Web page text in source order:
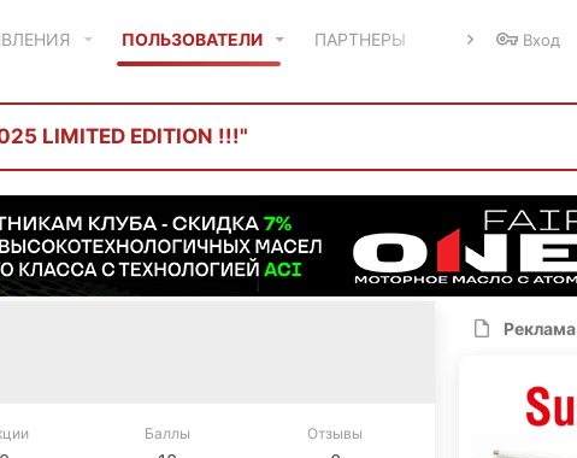
ПОЛЬЗОВАТЕЛИ ПАРТНЕРЫ Вход
LIMITED EDITION !!!"
Баллы Отзывы
Реклама